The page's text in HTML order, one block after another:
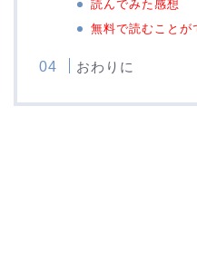
読んでみた感想
無料で読むことが
おわりに